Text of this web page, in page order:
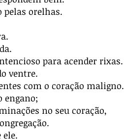
pelas orelhas.
para acender rixas.
ventre.
com o coração maligno.
engano;
no seu coração,
ele.